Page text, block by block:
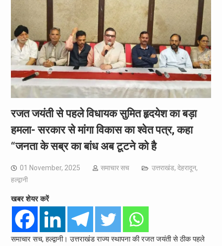
रजत जयंती से पहले विधायक सुमित हृदयेश का बड़ा
हमला- सरकार से मांगा विकास का श्वेत पत्र, कहा
“जनता के सब्र का बांध अब टूटने को है
01 November, 2025 समाचार सच उत्तराखंड, देहरादून,
हल्द्वानी
खबर शेयर करें
समाचार सच, हल्द्वानी। उत्तराखंड राज्य स्थापना की रजत जयंती से ठीक पहले